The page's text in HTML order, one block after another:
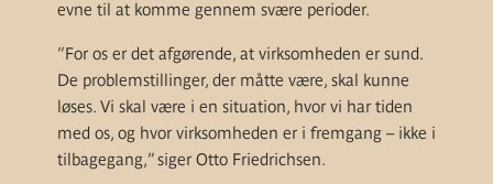
evne til at komme gennem svære perioder.
“For os er det afgørende, at virksomheden er sund.
De problemstillinger, der måtte være, skal kunne
løses. Vi skal være i en situation, hvor vi har tiden
med os, og hvor virksomheden er i fremgang – ikke i
tilbagegang,” siger Otto Friedrichsen.